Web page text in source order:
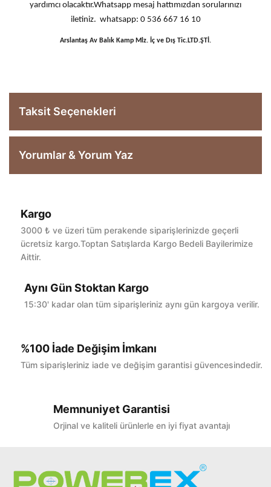
yardımcı olacaktır.Whatsapp mesaj hattımızdan sorularınızı
iletiniz. whatsapp: 0 536 667 16 10
Arslantaş Av Balık Kamp Mlz. İç ve Dış Tic.LTD.ŞTİ.
Taksit Seçenekleri
Yorumlar & Yorum Yaz
Bu ürüne ilk yorumu siz yapın!
Kargo
3000 ₺ ve üzeri tüm perakende siparişlerinizde geçerli
ücretsiz kargo.Toptan Satışlarda Kargo Bedeli Bayilerimize
Aittir.
Aynı Gün Stoktan Kargo
15:30' kadar olan tüm siparişleriniz aynı gün kargoya verilir.
%100 İade Değişim İmkanı
Tüm siparişleriniz iade ve değişim garantisi güvencesindedir.
Memnuniyet Garantisi
Orjinal ve kaliteli ürünlerle en iyi fiyat avantajı